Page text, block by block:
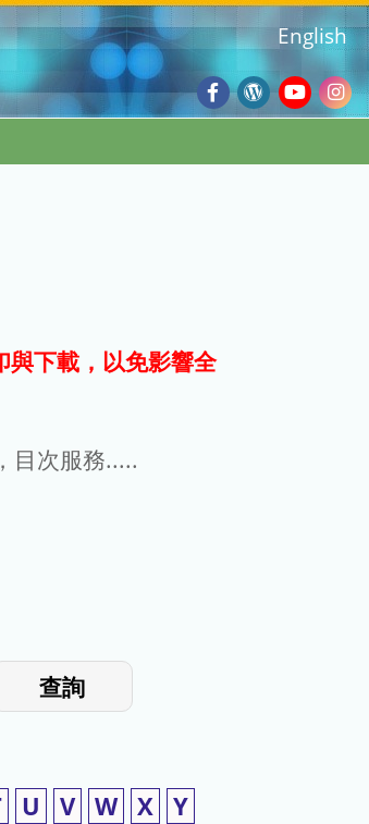
Facebook
Wordpress
Blog
English
與下載，以免影響全
目次服務.....
查詢
U V W X Y